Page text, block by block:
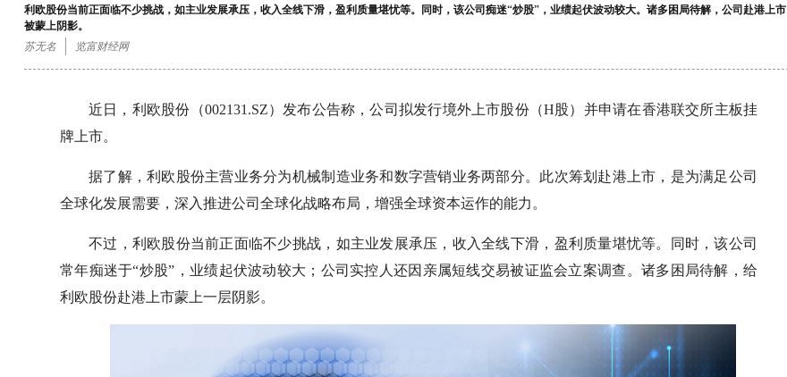
利欧股份当前正面临不少挑战，如主业发展承压，收入全线下滑，盈利质量堪忧等。同时，该公司痴迷“炒股”，业绩起伏波动较大。诸多困局待解，公司赴港上市
被蒙上阴影。
苏无名 览富财经网
近日，利欧股份（002131.SZ）发布公告称，公司拟发行境外上市股份（H股）并申请在香港联交所主板挂
牌上市。
据了解，利欧股份主营业务分为机械制造业务和数字营销业务两部分。此次筹划赴港上市，是为满足公司
全球化发展需要，深入推进公司全球化战略布局，增强全球资本运作的能力。
不过，利欧股份当前正面临不少挑战，如主业发展承压，收入全线下滑，盈利质量堪忧等。同时，该公司
常年痴迷于“炒股”，业绩起伏波动较大；公司实控人还因亲属短线交易被证监会立案调查。诸多困局待解，给
利欧股份赴港上市蒙上一层阴影。